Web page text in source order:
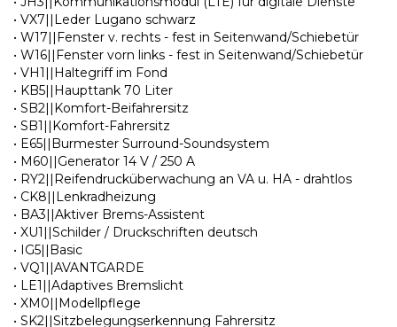
• VX7||Leder Lugano schwarz
• W17||Fenster v. rechts - fest in Seitenwand/Schiebetür
• W16||Fenster vorn links - fest in Seitenwand/Schiebetür
• VH1||Haltegriff im Fond
• KB5||Haupttank 70 Liter
• SB2||Komfort-Beifahrersitz
• SB1||Komfort-Fahrersitz
• E65||Burmester Surround-Soundsystem
• M60||Generator 14 V / 250 A
• RY2||Reifendrucküberwachung an VA u. HA - drahtlos
• CK8||Lenkradheizung
• BA3||Aktiver Brems-Assistent
• XU1||Schilder / Druckschriften deutsch
• IG5||Basic
• VQ1||AVANTGARDE
• LE1||Adaptives Bremslicht
• XM0||Modellpflege
• SK2||Sitzbelegungserkennung Fahrersitz